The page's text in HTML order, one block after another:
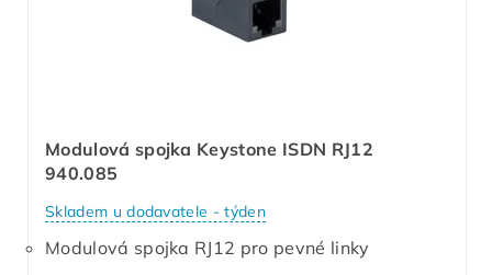
Modulová spojka Keystone ISDN RJ12
940.085
Skladem u dodavatele - týden
Modulová spojka RJ12 pro pevné linky